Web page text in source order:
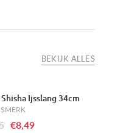
BEKIJK ALLES
Ijsslang 34cm
€8,49